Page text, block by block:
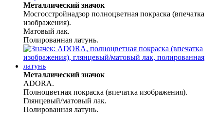
Металлический значок
Мосгосстройнадзор полноцветная покраска (впечатка
изображения).
Матовый лак.
Полированная латунь.
Металлический значок
ADORA.
Полноцветная покраска (впечатка изображения).
Глянцевый/матовый лак.
Полированная латунь.